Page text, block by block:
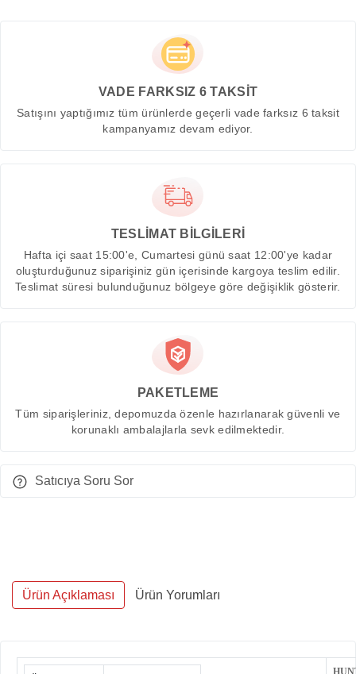
VADE FARKSIZ 6 TAKSİT
Satışını yaptığımız tüm ürünlerde geçerli vade farksız 6 taksit
kampanyamız devam ediyor.
TESLİMAT BİLGİLERİ
Hafta içi saat 15:00'e, Cumartesi günü saat 12:00'ye kadar
oluşturduğunuz siparişiniz gün içerisinde kargoya teslim edilir.
Teslimat süresi bulunduğunuz bölgeye göre değişiklik gösterir.
PAKETLEME
Tüm siparişleriniz, depomuzda özenle hazırlanarak güvenli ve
korunaklı ambalajlarla sevk edilmektedir.
Satıcıya Soru Sor
Ürün Açıklaması Ürün Yorumları